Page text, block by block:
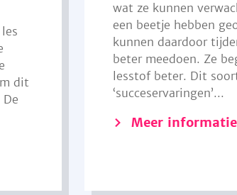
dit
wat ze kunnen
een beetje hebben
kunnen daardoor
beter meedoen. Ze
lesstof beter. Dit
‘succeservaringen’...
Meer informatie